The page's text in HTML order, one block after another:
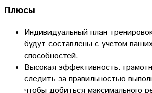
Плюсы
Индивидуальный план
будут составлены с учётом
способностей.
Высокая эффективность:
следить за правильностью
чтобы добиться максимального